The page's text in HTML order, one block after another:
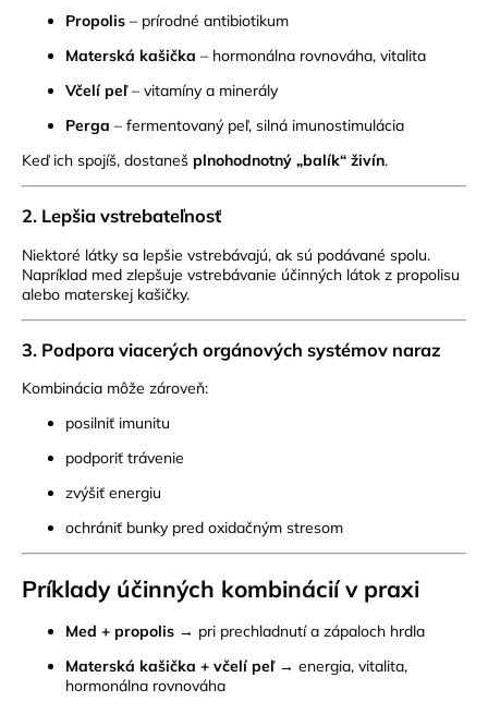
Propolis – prírodné antibiotikum
Materská kašička – hormonálna rovnováha, vitalita
Včelí peľ– vitamíny a minerály
Perga – fermentovaný peľ, silná imunostimulácia
Keď ich spojíš, dostaneš plnohodnotný „balík“ živín.
2. Lepšia vstrebateľnosť
Niektoré látky sa lepšie vstrebávajú, ak sú podávané spolu.
Napríklad med zlepšuje vstrebávanie účinných látok z propolisu
alebo materskej kašičky.
3. Podpora viacerých orgánových systémov naraz
Kombinácia môže zároveň:
posilniť imunitu
podporiť trávenie
zvýšiť energiu
ochrániť bunky pred oxidačným stresom
Príklady účinných kombinácií v praxi
Med + propolis → pri prechladnutí a zápaloch hrdla
Materská kašička + včelí peľ→ energia, vitalita,
hormonálna rovnováha